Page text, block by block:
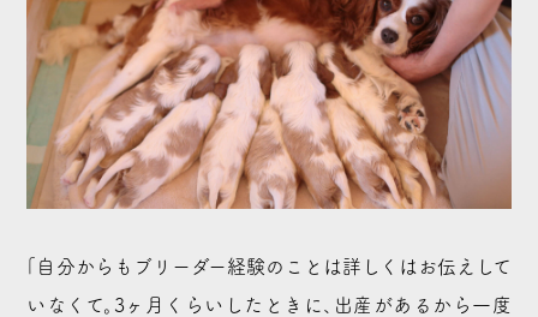
「自分からもブリーダー経験のことは詳しくはお伝えして
いなくて。3ヶ月くらいしたときに、出産があるから一度